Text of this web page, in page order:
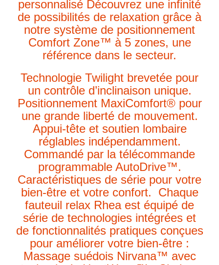
personnalisé Découvrez une infinité
de possibilités de relaxation grâce à
notre système de positionnement
Comfort Zone™ à 5 zones, une
référence dans le secteur.
Technologie Twilight brevetée pour
un contrôle d’inclinaison unique.
Positionnement MaxiComfort® pour
une grande liberté de mouvement.
Appui-tête et soutien lombaire
réglables indépendamment.
Commandé par la télécommande
programmable AutoDrive™.
Caractéristiques de série pour votre
bien-être et votre confort. Chaque
fauteuil relax Rhea est équipé de
série de technologies intégrées et
de fonctionnalités pratiques conçues
pour améliorer votre bien-être :
Massage suédois Nirvana™ avec